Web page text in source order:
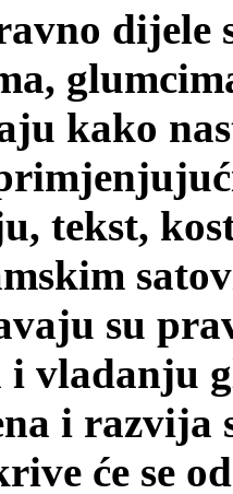
dijele
kako
tekst,
su
vladanju
i razvija
će se